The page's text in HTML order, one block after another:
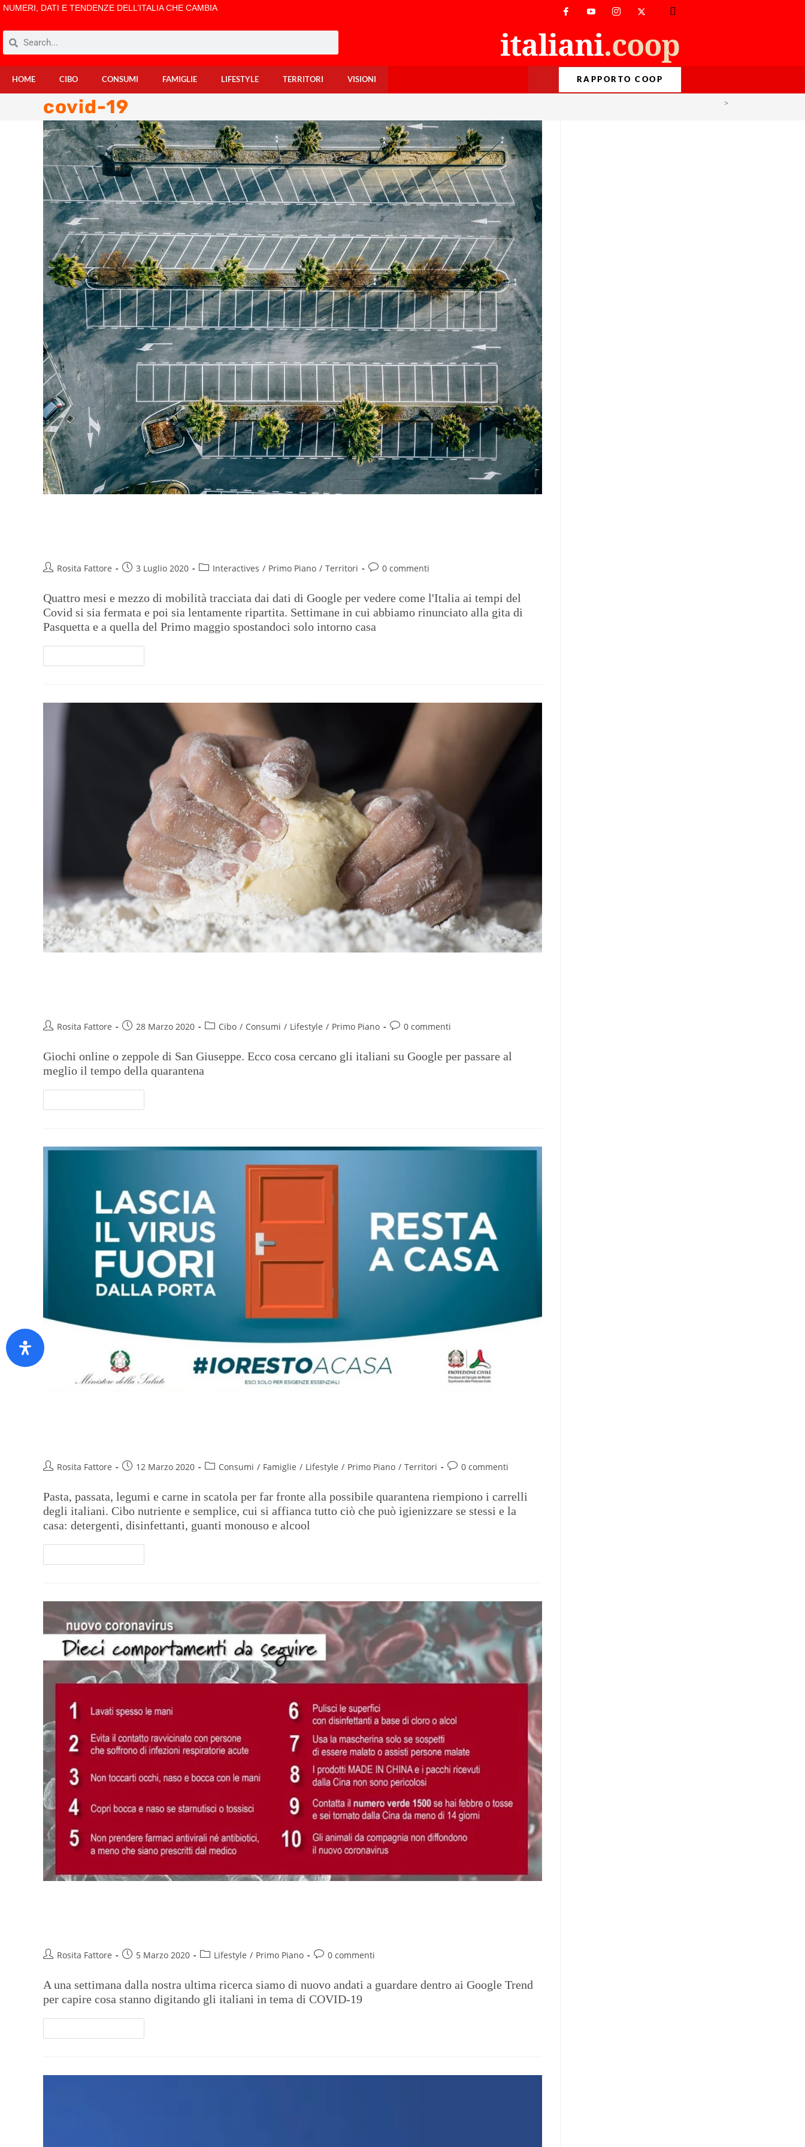
NUMERI, DATI E TENDENZE DELL’ITALIA CHE CAMBIA
HOME CIBO CONSUMI FAMIGLIE LIFESTYLE TERRITORI VISIONI RAPPORTO COOP
covid-19 >
Rosita Fattore 3 Luglio 2020 Interactives / Primo Piano / Territori 0 commenti
Quattro mesi e mezzo di mobilità tracciata dai dati di Google per vedere come l'Italia ai tempi del
Covid si sia fermata e poi sia lentamente ripartita. Settimane in cui abbiamo rinunciato alla gita di
Pasquetta e a quella del Primo maggio spostandoci solo intorno casa
Rosita Fattore 28 Marzo 2020 Cibo / Consumi / Lifestyle / Primo Piano 0 commenti
Giochi online o zeppole di San Giuseppe. Ecco cosa cercano gli italiani su Google per passare al
meglio il tempo della quarantena
Rosita Fattore 12 Marzo 2020 Consumi / Famiglie / Lifestyle / Primo Piano / Territori 0 commenti
Pasta, passata, legumi e carne in scatola per far fronte alla possibile quarantena riempiono i carrelli
degli italiani. Cibo nutriente e semplice, cui si affianca tutto ciò che può igienizzare se stessi e la
casa: detergenti, disinfettanti, guanti monouso e alcool
Rosita Fattore 5 Marzo 2020 Lifestyle / Primo Piano 0 commenti
A una settimana dalla nostra ultima ricerca siamo di nuovo andati a guardare dentro ai Google Trend
per capire cosa stanno digitando gli italiani in tema di COVID-19